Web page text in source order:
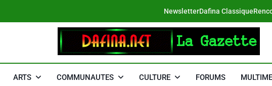
NewsletterDafina Classique
DAFINA
ARTS COMMUNAUTES CULTURE FORUMS